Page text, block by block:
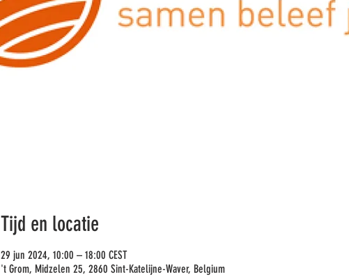
Tijd en locatie
29 jun 2024, 10:00 – 18:00 CEST
't Grom, Midzelen 25, 2860 Sint-Katelijne-Waver, Belgium